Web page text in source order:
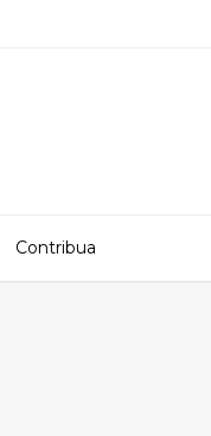
Contribua